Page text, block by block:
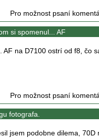
Pro možnost psaní
si spomenul... AF
AF na D7100 ostrí od f8, čo
Pro možnost psaní
fotografa.
jsem podobne dilema,